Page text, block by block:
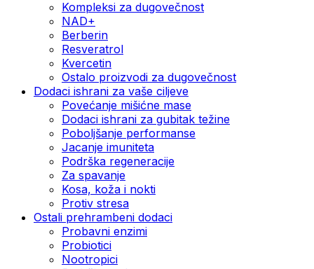
Kompleksi za dugovečnost
NAD+
Berberin
Resveratrol
Kvercetin
Ostalo proizvodi za dugovečnost
Dodaci ishrani za vaše ciljeve
Povećanje mišićne mase
Dodaci ishrani za gubitak težine
Poboljšanje performanse
Jacanje imuniteta
Podrška regeneracije
Za spavanje
Kosa, koža i nokti
Protiv stresa
Ostali prehrambeni dodaci
Probavni enzimi
Probiotici
Nootropici